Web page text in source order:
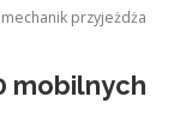
przyjeżdża
mobilnych